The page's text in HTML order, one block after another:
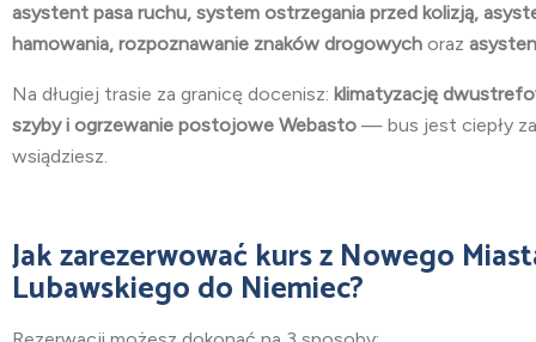
asystent pasa ruchu, system ostrzegania przed kolizją,
hamowania, rozpoznawanie znaków drogowych oraz
Na długiej trasie za granicę docenisz: klimatyzację
szyby i ogrzewanie postojowe Webasto — bus jest ciepły
wsiądziesz.
Jak zarezerwować kurs z Nowego
Lubawskiego do Niemiec?